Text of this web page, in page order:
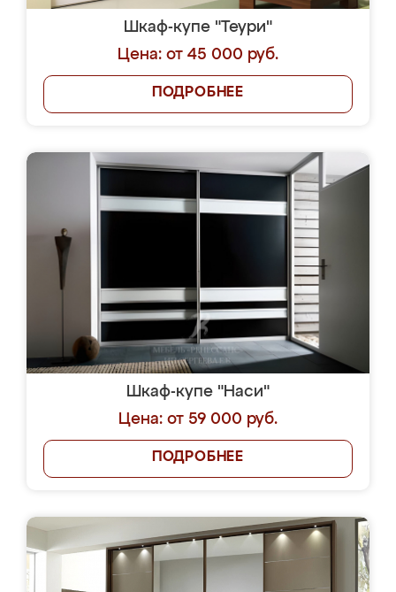
Шкаф-купе "Теури"
Цена: от 45 000 руб.
ПОДРОБНЕЕ
Шкаф-купе "Наси"
Цена: от 59 000 руб.
ПОДРОБНЕЕ